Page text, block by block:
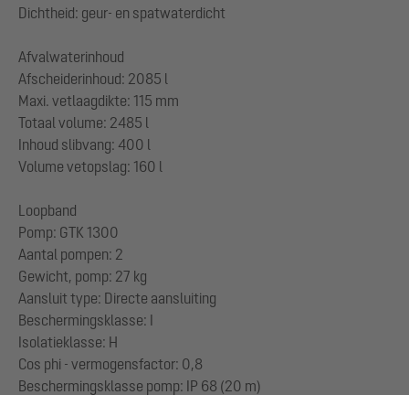
Dichtheid: geur- en spatwaterdicht
Afvalwaterinhoud
Afscheiderinhoud: 2085 l
Maxi. vetlaagdikte: 115 mm
Totaal volume: 2485 l
Inhoud slibvang: 400 l
Volume vetopslag: 160 l
Loopband
Pomp: GTK 1300
Aantal pompen: 2
Gewicht, pomp: 27 kg
Aansluit type: Directe aansluiting
Beschermingsklasse: I
Isolatieklasse: H
Cos phi - vermogensfactor: 0,8
Beschermingsklasse pomp: IP 68 (20 m)